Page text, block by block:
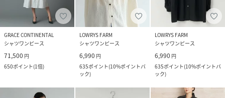
GRACE CONTINENTAL
シャツワンピース
71,500 円
650ポイント(1倍)
LOWRYS FARM
シャツワンピース
6,990 円
635ポイント(10%ポイントバ
ック)
LOWRYS FARM
シャツワンピース
6,990 円
635ポイント(10%ポイントバ
ック)